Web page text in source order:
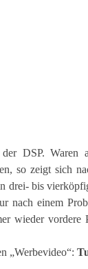
DSP. Waren
so zeigt sich
bis
nach einem
wieder vordere
„Werbevideo“: